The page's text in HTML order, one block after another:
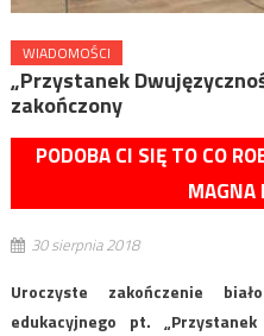
WIADOMOŚCI
„Przystanek
zakończony
PODOBA CI SIĘ TO CO
MAGNA
30 sierpnia 2018
Uroczyste zakończenie
edukacyjnego pt.